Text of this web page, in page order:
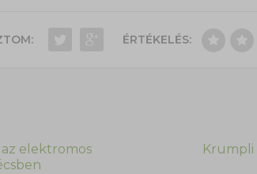
ÉRTÉKELÉS:
elektromos
Krumpli